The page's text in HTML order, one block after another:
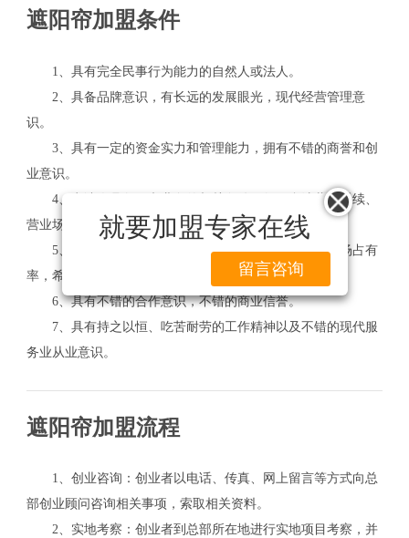
就要加盟专家在线
留言咨询
遮阳帘加盟条件
1、具有完全民事行为能力的自然人或法人。
2、具备品牌意识，有长远的发展眼光，现代经营管理意
识。
3、具有一定的资金实力和管理能力，拥有不错的商誉和创
业意识。
4、申请人具备开办业务的相关条件。如：合法营业手续、
营业场地及相关办公设施。
5、公司拥有一整套的经营制度，以便保持品牌的市场占有
率，希望合作商能够积极配合。
6、具有不错的合作意识，不错的商业信誉。
7、具有持之以恒、吃苦耐劳的工作精神以及不错的现代服
务业从业意识。
遮阳帘加盟流程
1、创业咨询：创业者以电话、传真、网上留言等方式向总
部创业顾问咨询相关事项，索取相关资料。
2、实地考察：创业者到总部所在地进行实地项目考察，并